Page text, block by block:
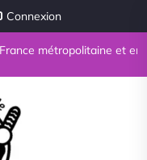
Connexion
métropolitaine et en